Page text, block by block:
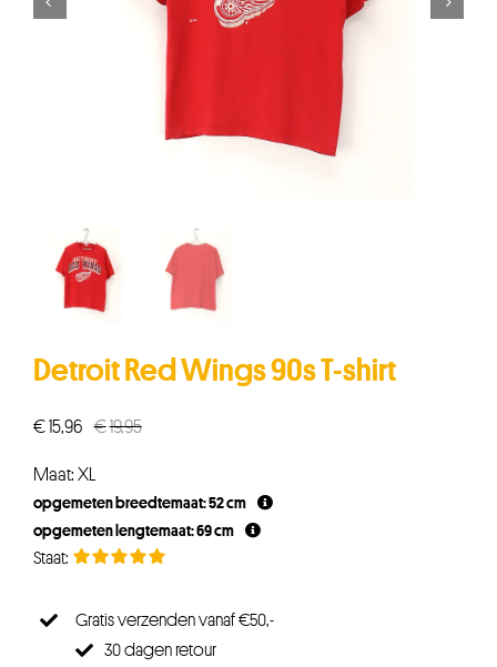
Detroit Red Wings 90s T-shirt
€19,95Oorspronkelijke
€19,95.
€15,96
Huidige
€15,96.
Maat: XL
opgemeten breedtemaat: 52 cm
opgemeten lengtemaat: 69 cm
Gratis verzenden vanaf €50,-
30 dagen retour